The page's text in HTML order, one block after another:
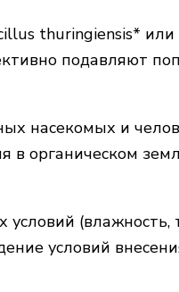
thuringiensis*
подавляют
насекомых и
в органическом
условий (влажность,
условий